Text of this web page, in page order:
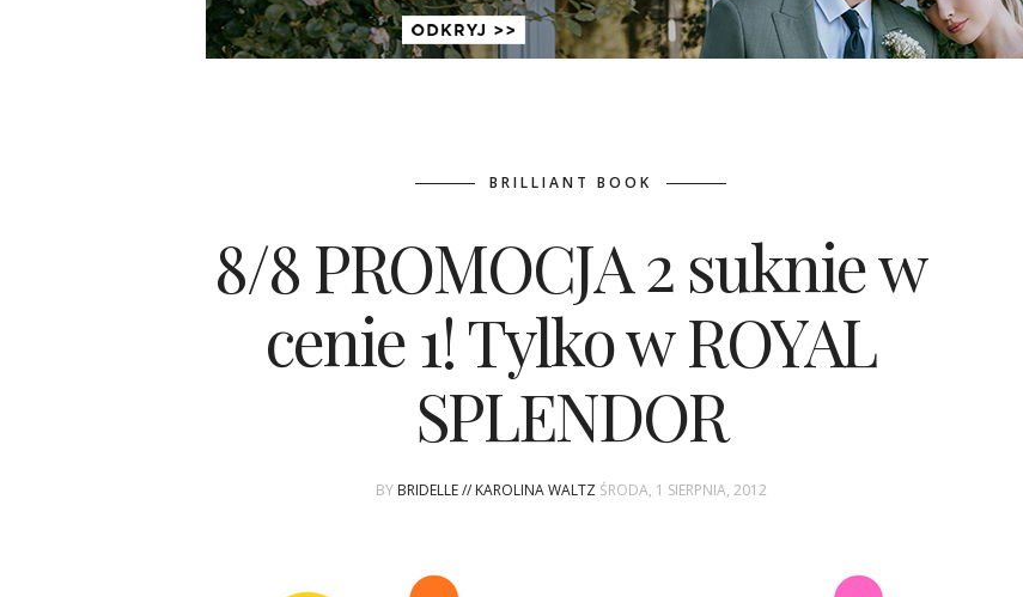
BRILLIANT BOOK
8/8 PROMOCJA 2 suknie w
cenie 1! Tylko w ROYAL
SPLENDOR
BY BRIDELLE // KAROLINA WALTZ ŚRODA, 1 SIERPNIA, 2012